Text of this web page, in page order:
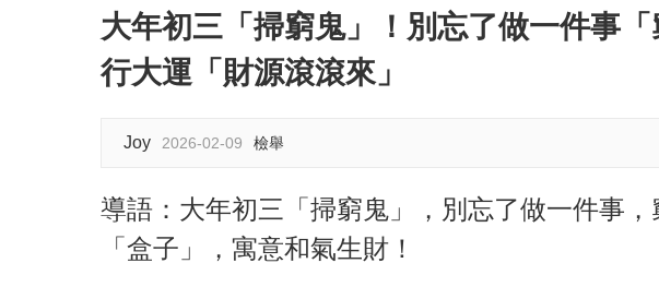
大年初三「掃窮鬼」！別忘了做一件事
行大運「財源滾滾來」
Joy 2026-02-09 檢舉
導語：大年初三「掃窮鬼」，別忘了做一件事
「盒子」，寓意和氣生財！